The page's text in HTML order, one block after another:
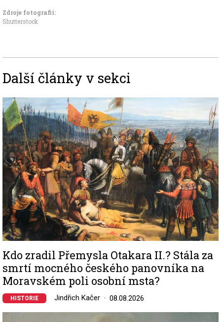
Zdroje fotografii:
Shutterstock
Další články v sekci
Image
Kdo zradil Přemysla Otakara II.? Stála za
smrtí mocného českého panovníka na
Moravském poli osobní msta?
HISTORIE Jindřich Kačer 08.08.2026